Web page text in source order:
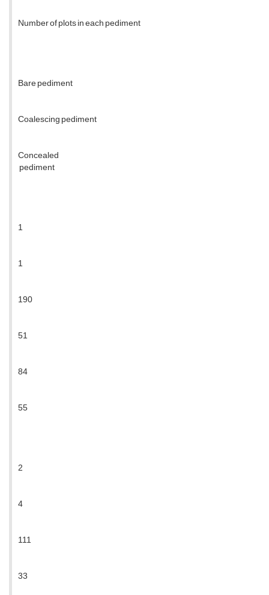
Number of plots in each pediment
Bare pediment
Coalescing pediment
Concealed
pediment
1
1
190
51
84
55
2
4
111
33